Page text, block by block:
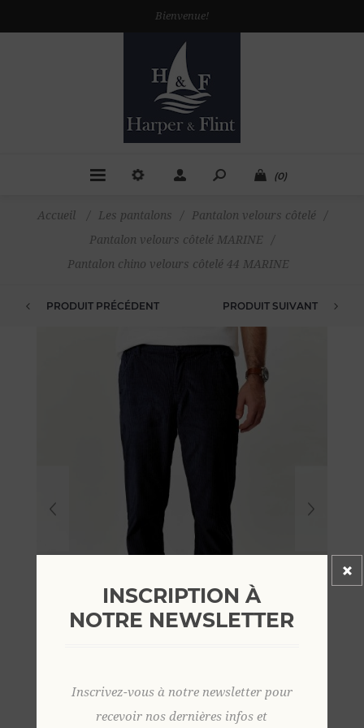
Bienvenue!
(0)
Accueil / Les pantalons / Pantalon velours côtelé
/
Pantalon velours côtelé MARINE
/
Pantalon chino velours côtelé 44 MARINE
PRODUIT PRÉCÉDENT PRODUIT SUIVANT
INSCRIPTION À
NOTRE NEWSLETTER
Inscrivez-vous à notre newsletter pour
recevoir nos dernières infos et